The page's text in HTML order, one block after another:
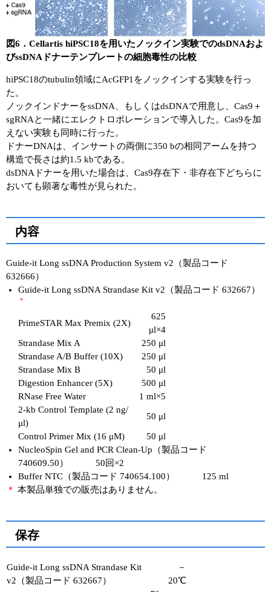
図6．Cellartis hiPSC18を用いたノックイン実験でのdsDNAおよ
びssDNAドナーテンプレートの細胞毒性の比較
hiPSC18のtubulin領域にAcGFP1をノックインする実験を行っ
た。
ノックインドナーをssDNA、もしくはdsDNAで用意し、Cas9＋
sgRNAと一緒にエレクトロポレーションで導入した。Cas9を加
えない実験も同時に行った。
ドナーDNAは、インサートの両側に350 bの相同アームを持つ
構造で長さは約1.5 kbである。
dsDNAドナーを用いた場合は、Cas9存在下・非存在下どちらに
おいても顕著な毒性が見られた。
内容
Guide-it Long ssDNA Production System v2（製品コード
632666）
Guide-it Long ssDNA Strandase Kit v2（製品コード 632667）
＊
PrimeSTAR Max Premix (2X)
625
μl×4
Strandase Mix A
250 μl
Strandase A/B Buffer (10X)
250 μl
Strandase Mix B
50 μl
Digestion Enhancer (5X)
500 μl
RNase Free Water
1 ml×5
2-kb Control Template (2 ng/
μl)
50 μl
Control Primer Mix (16 μM)
50 μl
NucleoSpin Gel and PCR Clean-Up（製品コード
740609.50） 50回×2
Buffer NTC（製品コード 740654.100） 125 ml
＊ 本製品単独での販売はありません。
保存
Guide-it Long ssDNA Strandase Kit
v2（製品コード 632667）
－
20℃